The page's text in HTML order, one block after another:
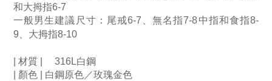
和大拇指6-7
一般男生建議尺寸：尾戒6-7、無名指7-8中指和食指8-
9、大拇指8-10
| 材質 | 　316L白鋼
| 顏色 | 白鋼原色／玫瑰金色